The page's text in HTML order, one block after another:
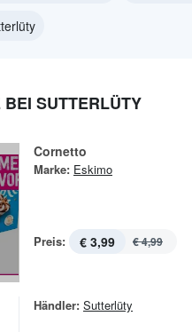
SUTTERLÜTY
Cornetto
Marke: Eskimo
Preis: € 3,99 € 4,99
Händler: Sutterlüty